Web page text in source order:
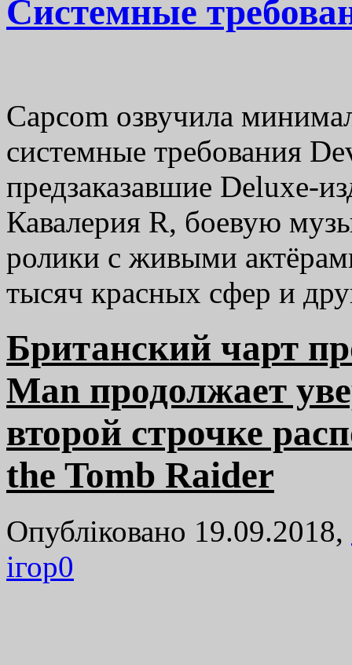
Системные
Capcom озвучила
системные требования
предзаказавшие Deluxe-
Кавалерия R, боевую
ролики с живыми
тысяч красных сфер и
Британский чарт
Man продолжает
второй строчке
the Tomb Raider
Опубліковано 19.09.2018,
ігор0